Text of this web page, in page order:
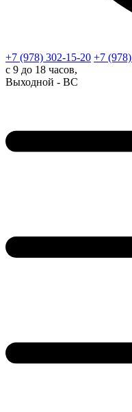
+7 (978) 302-15-20 +7 (978)
с 9 до 18 часов,
Выходной - ВС